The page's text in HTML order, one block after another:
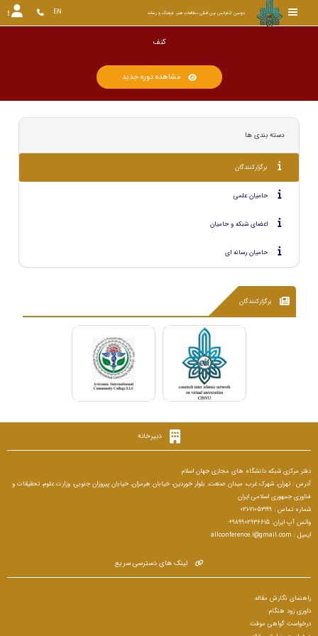
دومین کنفرانس بین المللی مطالعات هنر، فرهنگ و رسانه EN
مشاهده دوره جدید
دسته بندی ها
برگزارکنندگان
حامیان علمی
اعضای شبکه و حامیان
حامیان رسانه ای
برگزارکنندگان
دبیرخانه
دفتر مرکزی شبکه دانشگاه های مجازی جهان اسلام
آدرس : تهران، شهرک غرب، میدان صنعت، بلوار خوردین، خیابان هرمزان، خیابان پیروزان جنوبی، وزارت علوم، تحقیقات و
فناوری جمهوری اسلامی ایران
شماره تماس : 71053199-021
واتس آپ ایران: 989902936615+
ایمیل : allconference.i@gmail.com
لینک های دسترسی سریع
راهنمای نگارش مقاله
داوری زود هنگام
درخواست گواهی موقت